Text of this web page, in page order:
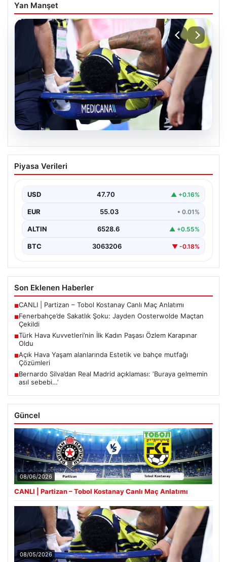
Yan Manşet
05.08.2026
Fenerbahçe’de Sakatlık Şoku: Jayden
Oosterwolde Maçtan Çekildi
Oosterwolde, UEFA Avrupa Ligi'nde Sturm Graz ile
karşılaştıkları zorlu mücadelede…
Piyasa Verileri
USD 47.70 ▲ +0.16%
EUR 55.03 • 0.01%
ALTIN 6528.6 ▲ +0.55%
BTC 3063206 ▼ -0.18%
Son Eklenen Haberler
■CANLI | Partizan – Tobol Kostanay Canlı Maç Anlatımı
■Fenerbahçe’de Sakatlık Şoku: Jayden Oosterwolde Maçtan
Çekildi
■Türk Hava Kuvvetleri’nin İlk Kadın Paşası Özlem Karapınar
Oldu
■Açık Hava Yaşam alanlarında Estetik ve bahçe mutfağı
Çözümleri
■Bernardo Silva’dan Real Madrid açıklaması: ‘Buraya gelmemin
asıl sebebi…’
Güncel
08/06/2026
CANLI | Partizan – Tobol Kostanay Canlı Maç Anlatımı
08/05/2026